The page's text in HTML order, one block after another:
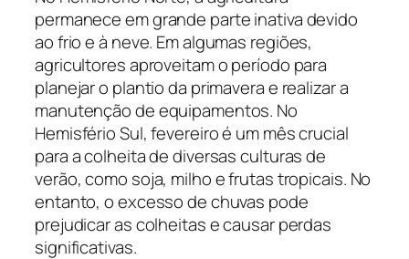
permanece em grande parte inativa devido
ao frio e à neve. Em algumas regiões,
agricultores aproveitam o período para
planejar o plantio da primavera e realizar a
manutenção de equipamentos. No
Hemisfério Sul, fevereiro é um mês crucial
para a colheita de diversas culturas de
verão, como soja, milho e frutas tropicais. No
entanto, o excesso de chuvas pode
prejudicar as colheitas e causar perdas
significativas.